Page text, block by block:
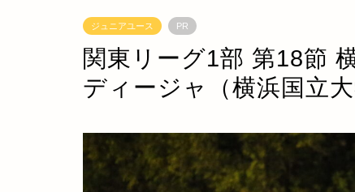
ジュニアユース PR
関東リーグ1部 第18節
ディージャ（横浜国立